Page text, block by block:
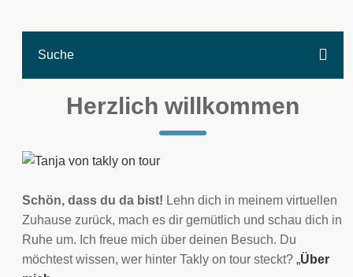
Herzlich willkommen
Schön, dass du da bist! Lehn dich in meinem virtuellen
Zuhause zurück, mach es dir gemütlich und schau dich in
Ruhe um. Ich freue mich über deinen Besuch. Du
möchtest wissen, wer hinter Takly on tour steckt? „Über